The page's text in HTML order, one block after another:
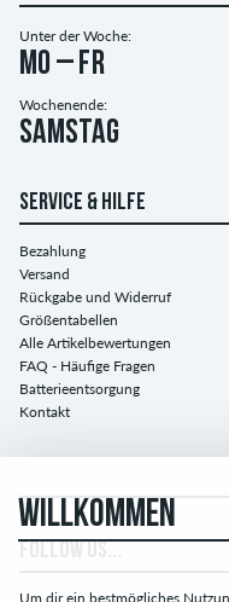
Unter der Woche:
Mo – Fr
Wochenende:
Samstag
SERVICE & HILFE
Bezahlung
Versand
Rückgabe und Widerruf
Größentabellen
Alle Artikelbewertungen
FAQ - Häufige Fragen
Batterieentsorgung
Kontakt
WILLKOMMEN
Um dir ein bestmögliches